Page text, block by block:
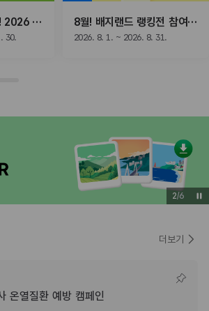
대한민국 자전거로! 2026 동네방네 라이딩
30.
8월! 배지랜드 랭킹전 참여하고, 선물받자!
2026. 8. 1. ~ 2026. 8. 31.
3/6
온열질환 예방 캠페인
더보기